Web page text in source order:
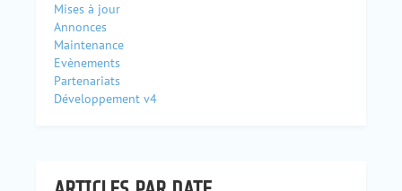
Mises à jour
Annonces
Maintenance
Evènements
Partenariats
Développement v4